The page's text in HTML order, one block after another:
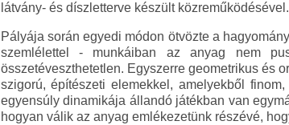
látvány- és díszletterve készült közreműködésével.
Pályája során egyedi módon ötvözte a
szemlélettel - munkáiban az anyag nem
összetéveszthetetlen. Egyszerre geometrikus és
szigorú, építészeti elemekkel, amelyekből
egyensúly dinamikája állandó játékban van
hogyan válik az anyag emlékezetünk részévé,